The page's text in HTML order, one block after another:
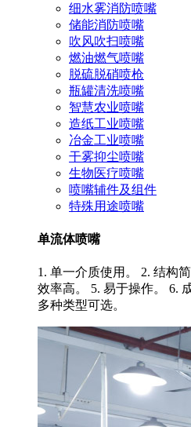
细水雾消防喷嘴
储能消防喷嘴
吹风吹扫喷嘴
燃油燃气喷嘴
脱硫脱硝喷枪
瓶罐清洗喷嘴
智慧农业喷嘴
造纸工业喷嘴
冶金工业喷嘴
干雾抑尘喷嘴
生物医疗喷嘴
喷嘴辅件及组件
特殊用途喷嘴
单流体喷嘴
1. 单一介质使用。 2. 结构
效率高。 5. 易于操作。 6.
多种类型可选。